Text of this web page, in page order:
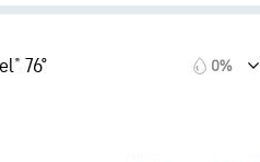
Brightness Index™
de nuvens 99%
76° 0%